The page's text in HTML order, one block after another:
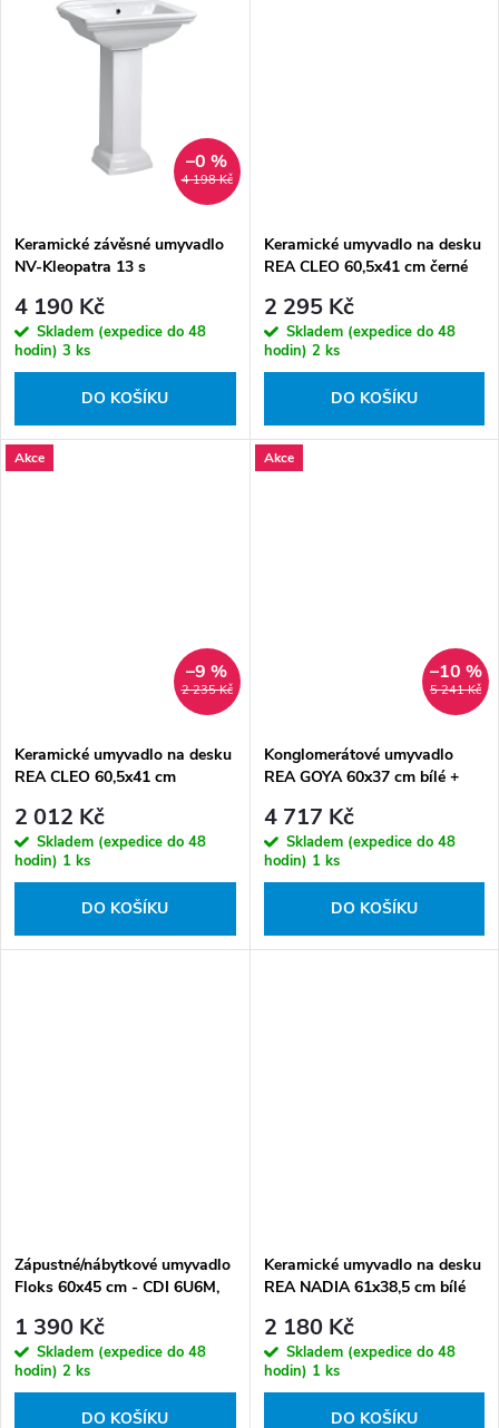
4 198 Kč
–0 %
Keramické závěsné umyvadlo
NV-Kleopatra 13 s
4 190 Kč
Skladem (expedice do 48
hodin) 3 ks
DO KOŠÍKU
Keramické umyvadlo na desku
REA CLEO 60,5x41 cm černé
2 295 Kč
Skladem (expedice do 48
hodin) 2 ks
DO KOŠÍKU
Akce
2 235 Kč
–9 %
Keramické umyvadlo na desku
REA CLEO 60,5x41 cm
2 012 Kč
Skladem (expedice do 48
hodin) 1 ks
DO KOŠÍKU
Akce
5 241 Kč
–10 %
Konglomerátové umyvadlo
REA GOYA 60x37 cm bílé +
4 717 Kč
Skladem (expedice do 48
hodin) 1 ks
DO KOŠÍKU
Zápustné/nábytkové umyvadlo
Floks 60x45 cm - CDI 6U6M,
1 390 Kč
Skladem (expedice do 48
hodin) 2 ks
DO KOŠÍKU
Keramické umyvadlo na desku
REA NADIA 61x38,5 cm bílé
2 180 Kč
Skladem (expedice do 48
hodin) 1 ks
DO KOŠÍKU